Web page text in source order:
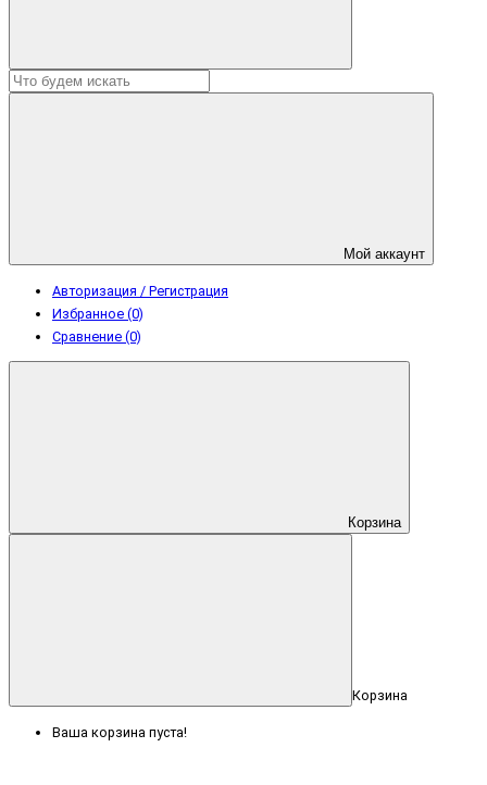
Мой аккаунт
Авторизация / Регистрация
Избранное (0)
Сравнение (0)
Корзина
Корзина
Ваша корзина пуста!